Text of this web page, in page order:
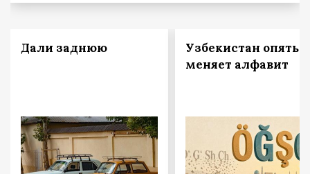
Дали заднюю
Узбекистан опять
меняет алфавит